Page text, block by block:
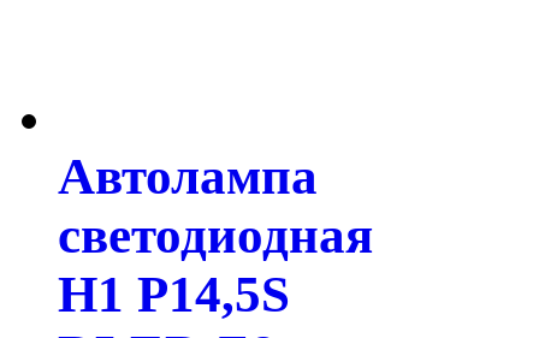
Автолампа
светодиодная
H1 P14,5S